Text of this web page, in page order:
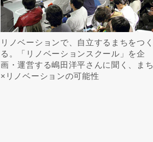
リノベーションで、自立するまちをつく
る。「リノベーションスクール」を企
画・運営する嶋田洋平さんに聞く、まち
×リノベーションの可能性